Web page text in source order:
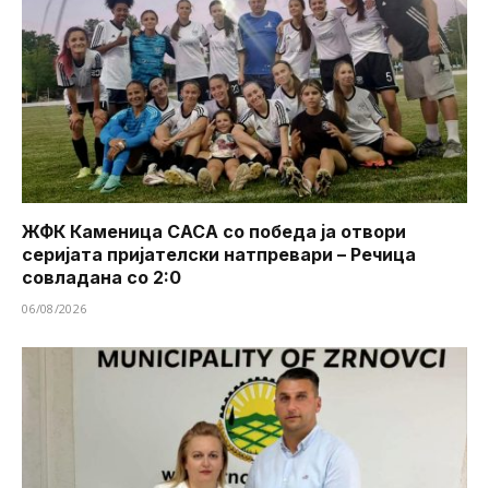
ЖФК Каменица САСА со победа ја отвори
серијата пријателски натпревари – Речица
совладана со 2:0
06/08/2026